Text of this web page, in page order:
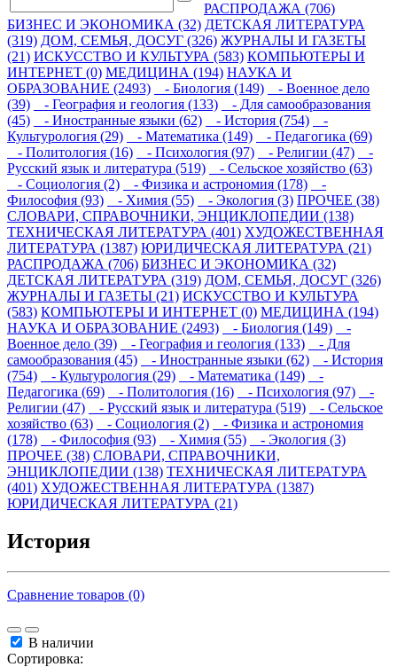
РАСПРОДАЖА (706)
БИЗНЕС И ЭКОНОМИКА (32) ДЕТСКАЯ ЛИТЕРАТУРА
(319) ДОМ, СЕМЬЯ, ДОСУГ (326) ЖУРНАЛЫ И ГАЗЕТЫ
(21) ИСКУССТВО И КУЛЬТУРА (583) КОМПЬЮТЕРЫ И
ИНТЕРНЕТ (0) МЕДИЦИНА (194) НАУКА И
ОБРАЗОВАНИЕ (2493)
- Биология (149)
- Военное дело
(39)
- География и геология (133)
- Для самообразования
(45)
- Иностранные языки (62) - История (754)
-
Культурология (29)
- Математика (149)
- Педагогика (69)
- Политология (16)
- Психология (97) - Религии (47)
-
Русский язык и литература (519)
- Сельское хозяйство (63)
- Социология (2)
- Физика и астрономия (178)
-
Философия (93)
- Химия (55) - Экология (3) ПРОЧЕЕ (38)
СЛОВАРИ, СПРАВОЧНИКИ, ЭНЦИКЛОПЕДИИ (138)
ТЕХНИЧЕСКАЯ ЛИТЕРАТУРА (401) ХУДОЖЕСТВЕННАЯ
ЛИТЕРАТУРА (1387) ЮРИДИЧЕСКАЯ ЛИТЕРАТУРА (21)
РАСПРОДАЖА (706) БИЗНЕС И ЭКОНОМИКА (32)
ДЕТСКАЯ ЛИТЕРАТУРА (319) ДОМ, СЕМЬЯ, ДОСУГ (326)
ЖУРНАЛЫ И ГАЗЕТЫ (21) ИСКУССТВО И КУЛЬТУРА
(583) КОМПЬЮТЕРЫ И ИНТЕРНЕТ (0) МЕДИЦИНА (194)
НАУКА И ОБРАЗОВАНИЕ (2493)
- Биология (149)
-
Военное дело (39)
- География и геология (133)
- Для
самообразования (45)
- Иностранные языки (62)
- История
(754)
- Культурология (29) - Математика (149)
-
Педагогика (69)
- Политология (16) - Психология (97)
-
Религии (47)
- Русский язык и литература (519)
- Сельское
хозяйство (63)
- Социология (2)
- Физика и астрономия
(178)
- Философия (93) - Химия (55)
- Экология (3)
ПРОЧЕЕ (38) СЛОВАРИ, СПРАВОЧНИКИ,
ЭНЦИКЛОПЕДИИ (138) ТЕХНИЧЕСКАЯ ЛИТЕРАТУРА
(401) ХУДОЖЕСТВЕННАЯ ЛИТЕРАТУРА (1387)
ЮРИДИЧЕСКАЯ ЛИТЕРАТУРА (21)
История
Сравнение товаров (0)
В наличии
Сортировка: